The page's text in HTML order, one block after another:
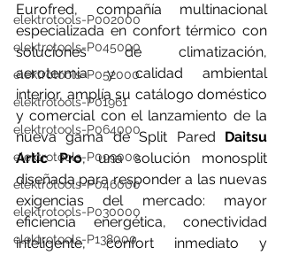
elektrotools-P002000
elektrotools-P045000
elektrotools-P052000
elektrotools-P01961
elektrotools-P064000
elektrotools-P099000
elektrotools-P046000
elektrotools-P030000
elektrotools-P138000
Eurofred, compañía multinacional
especializada en confort térmico con
soluciones de climatización,
aerotermia y calidad ambiental
interior, amplía su catálogo doméstico
y comercial con el lanzamiento de la
nueva gama de Split Pared Daitsu
Artic Pro, una solución monosplit
diseñada para responder a las nuevas
exigencias del mercado: mayor
eficiencia energética, conectividad
inteligente, confort inmediato y